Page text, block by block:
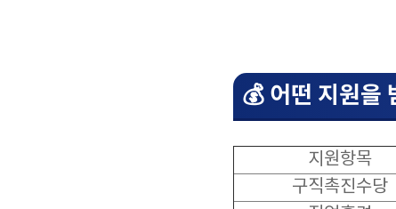
💰 어떤 지원을
지원항목
구직촉진수당